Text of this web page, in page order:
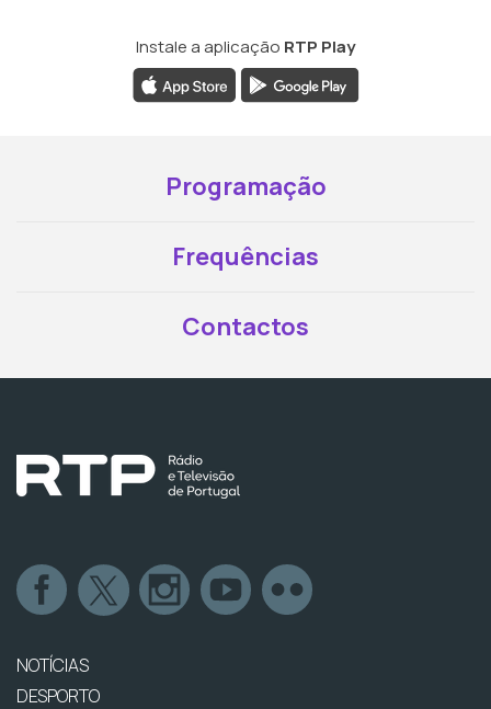
Instale a aplicação RTP Play
Programação
Frequências
Contactos
NOTÍCIAS
DESPORTO